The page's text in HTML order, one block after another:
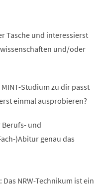
Tasche und interessierst
und/oder
Studium zu dir passt
einmal ausprobieren?
Berufs- und
)Abitur genau das
NRW-Technikum ist ein